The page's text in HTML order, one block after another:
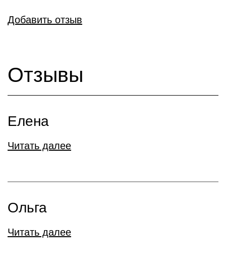
Добавить отзыв
Отзывы
Елена
Читать далее
Ольга
Читать далее